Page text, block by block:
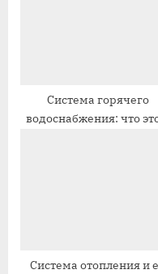
Система горячего
водоснабжения: что
Система отопления и